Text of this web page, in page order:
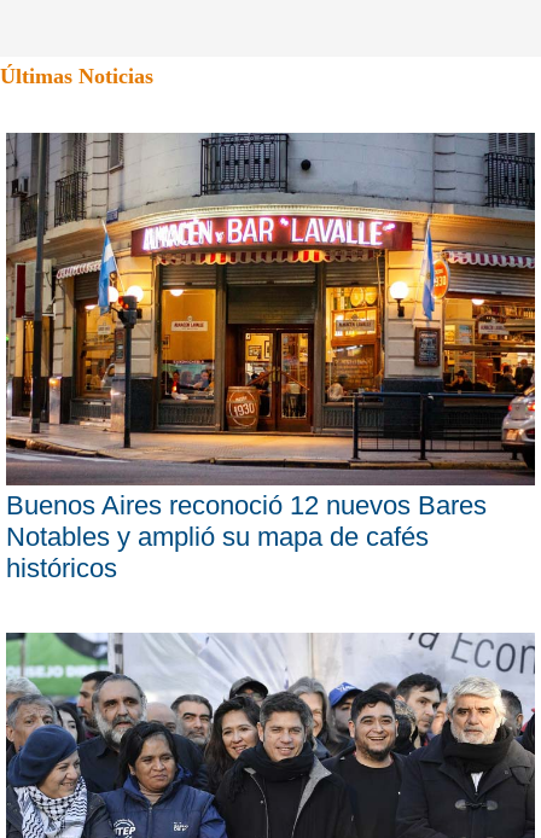
Últimas Noticias
Buenos Aires reconoció 12 nuevos Bares
Notables y amplió su mapa de cafés
históricos